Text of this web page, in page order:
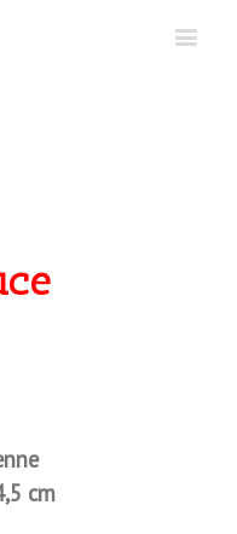
cm